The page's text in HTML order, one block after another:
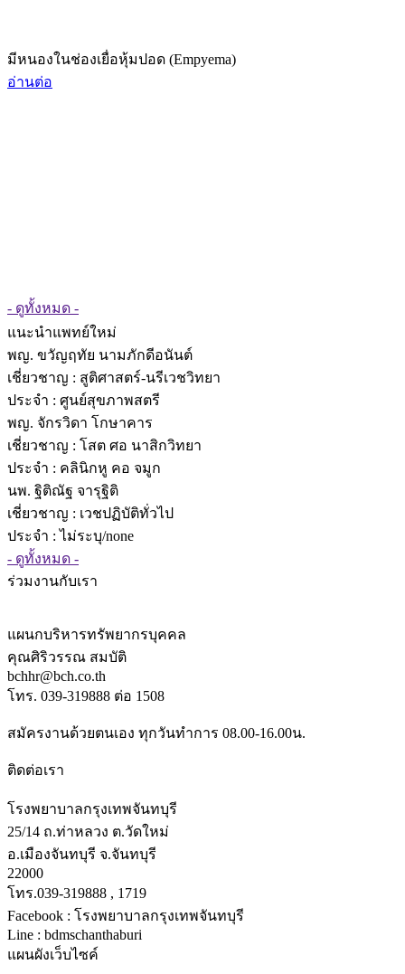
มีหนองในช่องเยื่อหุ้มปอด (Empyema)
อ่านต่อ
- ดูทั้งหมด -
แนะนำแพทย์ใหม่
พญ. ขวัญฤทัย นามภักดีอนันต์
เชี่ยวชาญ : สูติศาสตร์-นรีเวชวิทยา
ประจำ : ศูนย์สุขภาพสตรี
พญ. จักรวิดา โกษาคาร
เชี่ยวชาญ : โสต ศอ นาสิกวิทยา
ประจำ : คลินิกหู คอ จมูก
นพ. ฐิติณัฐ จารุฐิติ
เชี่ยวชาญ : เวชปฏิบัติทั่วไป
ประจำ : ไม่ระบุ/none
- ดูทั้งหมด -
ร่วมงานกับเรา
แผนกบริหารทรัพยากรบุคคล
คุณศิริวรรณ สมบัติ
bchhr@bch.co.th
โทร. 039-319888 ต่อ 1508
สมัครงานด้วยตนเอง ทุกวันทำการ 08.00-16.00น.
ติดต่อเรา
โรงพยาบาลกรุงเทพจันทบุรี
25/14 ถ.ท่าหลวง ต.วัดใหม่
อ.เมืองจันทบุรี จ.จันทบุรี
22000
โทร.039-319888 , 1719
Facebook : โรงพยาบาลกรุงเทพจันทบุรี
Line : bdmschanthaburi
แผนผังเว็บไซค์